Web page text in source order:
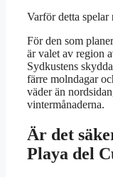
Varför detta spelar
För den som
är valet av region
Sydkustens
färre molndagar
väder än
vintermånaderna.
Är det
Playa del